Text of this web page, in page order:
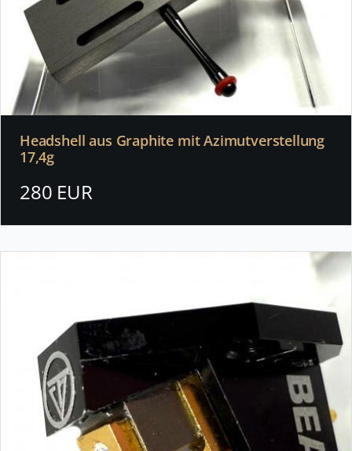
Headshell aus Graphite mit Azimutverstellung
17,4g
280 EUR